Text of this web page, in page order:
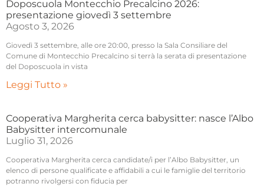
Doposcuola Montecchio Precalcino 2026:
presentazione giovedì 3 settembre
Agosto 3, 2026
Giovedì 3 settembre, alle ore 20:00, presso la Sala Consiliare del
Comune di Montecchio Precalcino si terrà la serata di presentazione
del Doposcuola in vista
Leggi Tutto »
Cooperativa Margherita cerca babysitter: nasce l’Albo
Babysitter intercomunale
Luglio 31, 2026
Cooperativa Margherita cerca candidate/i per l’Albo Babysitter, un
elenco di persone qualificate e affidabili a cui le famiglie del territorio
potranno rivolgersi con fiducia per